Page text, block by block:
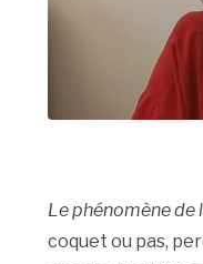
Le phénomène de
coquet ou pas,